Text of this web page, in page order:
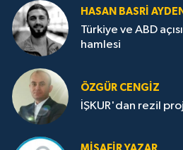
HASAN BASRI
Türkiye ve ABD
hamlesi
ÖZGÜR CENGIZ
İŞKUR'dan rezil